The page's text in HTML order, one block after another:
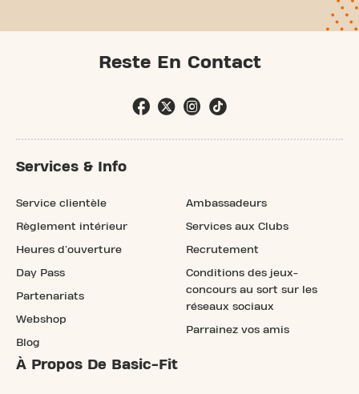
Reste En Contact
Services & Info
Service clientèle
Règlement intérieur
Heures d'ouverture
Day Pass
Partenariats
Webshop
Blog
Ambassadeurs
Services aux Clubs
Recrutement
Conditions des jeux-
concours au sort sur les
réseaux sociaux
Parrainez vos amis
À Propos De Basic-Fit